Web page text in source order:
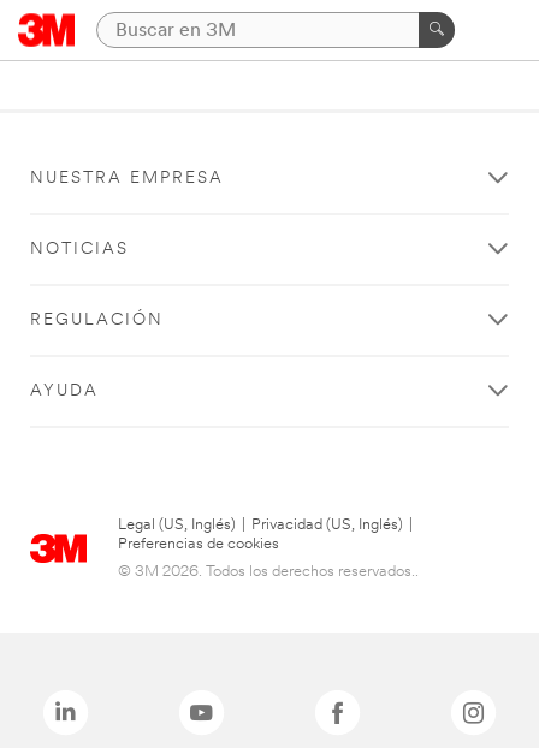
NUESTRA EMPRESA
NOTICIAS
REGULACIÓN
AYUDA
Legal (US, Inglés) Privacidad (US, Inglés)
Preferencias de cookies
© 3M 2026. Todos los derechos reservados..